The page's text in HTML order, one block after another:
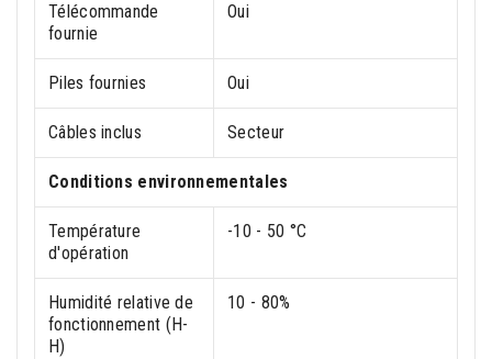
Télécommande
fournie
Oui
Piles fournies Oui
Câbles inclus Secteur
Conditions environnementales
Température
d'opération
-10 - 50 °C
Humidité relative de
fonctionnement (H-
H)
10 - 80%